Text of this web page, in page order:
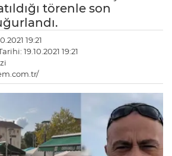
törenle son
19:21
19.10.2021 19:21